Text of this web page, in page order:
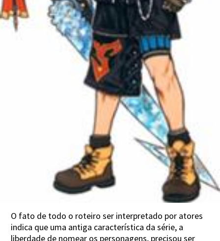
O fato de todo o roteiro ser interpretado por atores
indica que uma antiga característica da série, a
liberdade de nomear os personagens, precisou ser